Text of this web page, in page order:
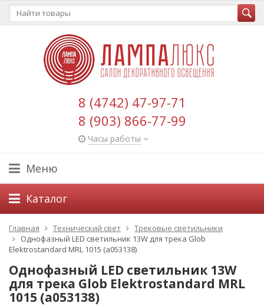
8 (4742) 47-97-71
8 (903) 866-77-99
Часы работы
Меню
Каталог
Главная Технический свет
Трековые светильники
Однофазный LED светильник 13W для трека Glob
Elektrostandard MRL 1015 (a053138)
Однофазный LED светильник 13W
для трека Glob Elektrostandard MRL
1015 (a053138)